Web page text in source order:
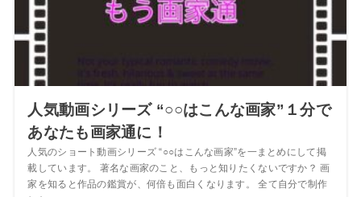
人気動画シリーズ “○○はこんな画家”１分で
あなたも画家通に！
人気のショート動画シリーズ “○○はこんな画家”を一まとめにして掲
載しています。 著名な画家のこと、もっと知りたくないですか？ 画
家を知ると作品の鑑賞が、何倍も面白くなります。 全て自分で制作